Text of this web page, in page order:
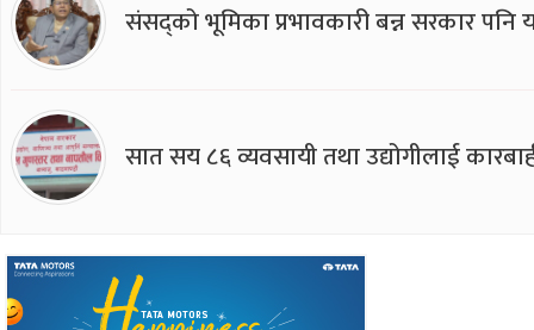
संसद्को भूमिका प्रभावकारी बन्न सरकार पनि
सात सय ८६ व्यवसायी तथा उद्योगीलाई